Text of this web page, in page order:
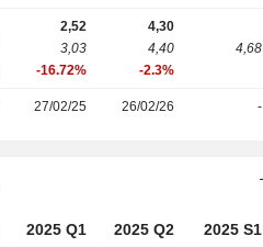
2,52
3,03
-16.72%
4,30
4,40
-2.3%
4,68
27/02/25 26/02/26 -
2025 Q1 2025 Q2 2025 S1